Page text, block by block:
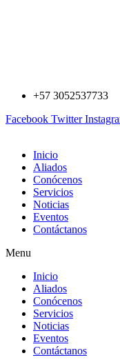
+57 3052537733
Facebook Twitter
Inicio
Aliados
Conócenos
Servicios
Noticias
Eventos
Contáctanos
Menu
Inicio
Aliados
Conócenos
Servicios
Noticias
Eventos
Contáctanos